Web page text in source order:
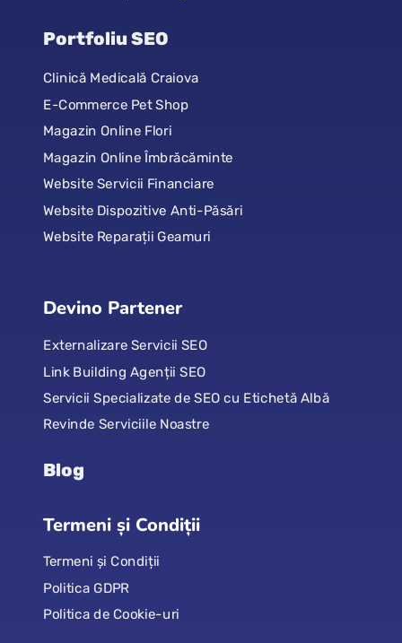
Portfoliu SEO
Clinică Medicală Craiova
E-Commerce Pet Shop
Magazin Online Flori
Magazin Online Îmbrăcăminte
Website Servicii Financiare
Website Dispozitive Anti-Păsări
Website Reparații Geamuri
Devino Partener
Externalizare Servicii SEO
Link Building Agenții SEO
Servicii Specializate de SEO cu Etichetă Albă
Revinde Serviciile Noastre
Blog
Termeni și Condiții
Termeni și Condiții
Politica GDPR
Politica de Cookie-uri